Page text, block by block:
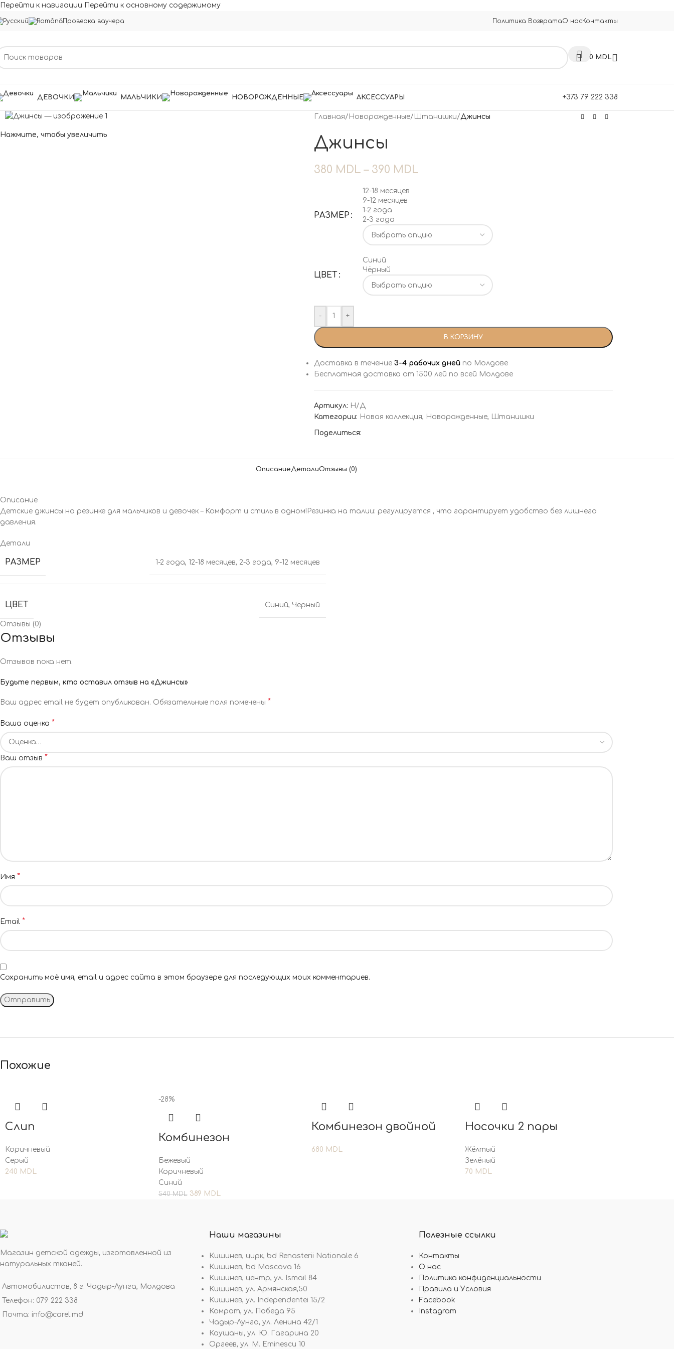
Перейти к навигации Перейти к основному содержимому
Проверка ваучера Политика ВозвратаО насКонтакты
0 MDL
ДЕВОЧКИ МАЛЬЧИКИ НОВОРОЖДЕННЫЕ АКСЕССУАРЫ +373 79 222 338
Нажмите, чтобы увеличить
Главная/ Новорожденные/ Штанишки/Джинсы
Джинсы
380 MDL – 390 MDL
РАЗМЕР
12-18 месяцев
9-12 месяцев
1-2 года
2-3 года
ЦВЕТ
Синий
Чёрный
- +
В КОРЗИНУ
Доставка в течение 3-4 рабочих днейпо Молдове
Бесплатная доставка от 1500 лей по всей Молдове
Артикул: Н/Д
Категории: Новая коллекция, Новорожденные, Штанишки
Поделиться:
ОписаниеДеталиОтзывы (0)
Описание
Детские джинсы на резинке для мальчиков и девочек – Комфорт и стиль в одном!Резинка на талии: регулируется , что гарантирует удобство без лишнего
давления.
Детали
РАЗМЕР 1-2 года, 12-18 месяцев, 2-3 года, 9-12 месяцев
ЦВЕТ Синий, Чёрный
Отзывы (0)
Отзывы
Отзывов пока нет.
Будьте первым, кто оставил отзыв на «Джинсы»
Ваш адрес email не будет опубликован. Обязательные поля помечены *
Ваша оценка *
Ваш отзыв *
Имя *
Email *
Сохранить моё имя, email и адрес сайта в этом браузере для последующих моих комментариев.
Похожие
Слип
Коричневый
Серый
240 MDL
-28%
Комбинезон
Бежевый
Коричневый
Синий
540MDL 389 MDL
Комбинезон двойной
680 MDL
Носочки 2 пары
Жёлтый
Зелёный
70 MDL
Магазин детской одежды, изготовленной из
натуральных тканей.
Автомобилистов, 8 г. Чадыр-Лунга, Молдова
Телефон: 079 222 338
Почта: info@carel.md
Наши магазины
Кишинев, цирк, bd Renasterii Nationale 6
Кишинев, bd Moscova 16
Кишинев, центр, ул. Ismail 84
Кишинев, ул. Армянская,50
Кишинев, ул. Independentei 15/2
Комрат, ул. Победа 95
Чадыр-Лунга, ул. Ленина 42/1
Каушаны, ул. Ю. Гагарина 20
Оргеев, ул. M. Eminescu 10
Полезные ссылки
Контакты
О нас
Политика конфиденциальности
Правила и Условия
Facebook
Instagram